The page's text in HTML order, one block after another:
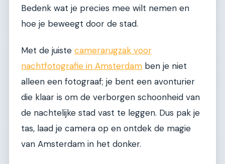
Bedenk wat je precies mee wilt nemen en
hoe je beweegt door de stad.
Met de juiste camerarugzak voor
nachtfotografie in Amsterdam ben je niet
alleen een fotograaf; je bent een avonturier
die klaar is om de verborgen schoonheid van
de nachtelijke stad vast te leggen. Dus pak je
tas, laad je camera op en ontdek de magie
van Amsterdam in het donker.